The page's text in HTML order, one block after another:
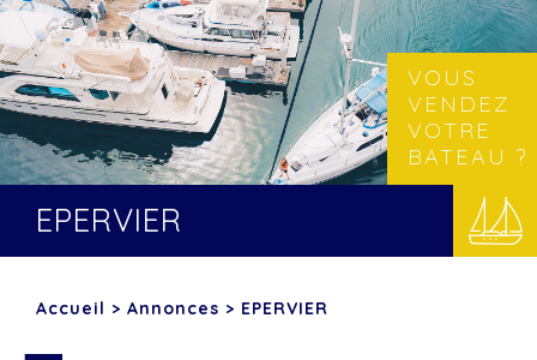
VOUS
VENDEZ
VOTRE
BATEAU ?
EPERVIER
Accueil > Annonces > EPERVIER